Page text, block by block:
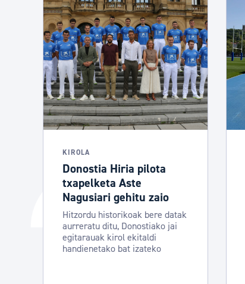
KIROLA
Donostia Hiria pilota
txapelketa Aste
Nagusiari gehitu zaio
Hitzordu historikoak bere datak
aurreratu ditu, Donostiako jai
egitarauak kirol ekitaldi
handienetako bat izateko